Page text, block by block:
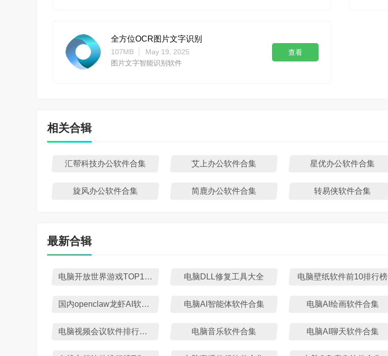
全方位OCR图片文字识别
107MB
May 19, 2025
图片文字智能识别软件
查看
相关合辑
汇帮科技办公软件合集 艾上办公软件合集 星优办公软件合集
旋风办公软件合集 简鹿办公软件合集 转易侠软件合集
最新合辑
电脑开放世界游戏TOP10排行榜 电脑DLL修复工具大全 电脑壁纸软件前10排行榜
国内openclaw龙虾AI软件盘点 电脑AI智能体软件合集 电脑AI绘画软件合集
电脑视频会议软件排行榜TOP10 电脑音乐软件合集 电脑AI聊天软件合集